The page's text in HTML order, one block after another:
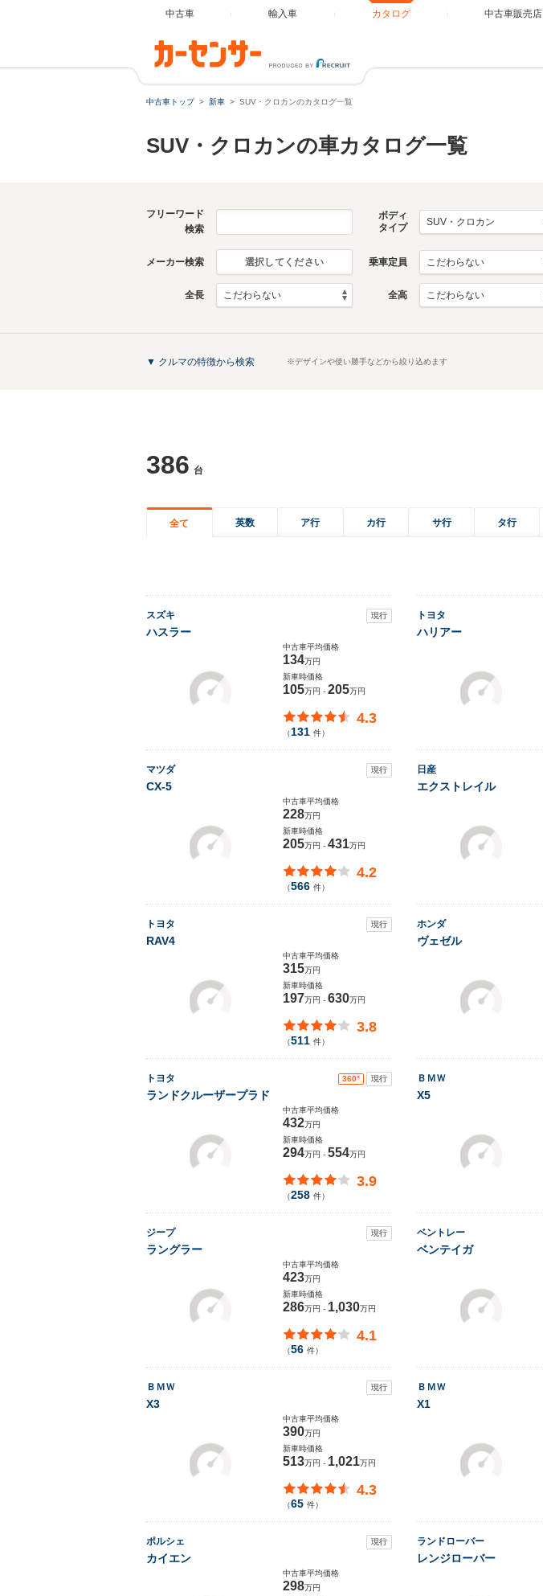
中古車 輸入車 カタログ 中古車販売店
中古車トップ 新車 SUV・クロカンのカタログ一覧
SUV・クロカンの車カタログ一覧
フリーワード
検索
ボディ
タイプ
メーカー検索 選択してください 乗車定員
全長 全高
▼ クルマの特徴から検索 ※デザインや使い勝手などから絞り込めます
386 台
全て 英数 ア行 カ行 サ行 タ行
スズキ 現行
ハスラー
中古車平均価格
134万円
新車時価格
105万円 - 205万円
4.3
（131 件）
トヨタ
ハリアー
マツダ 現行
CX-5
中古車平均価格
228万円
新車時価格
205万円 - 431万円
4.2
（566 件）
日産
エクストレイル
トヨタ 現行
RAV4
中古車平均価格
315万円
新車時価格
197万円 - 630万円
3.8
（511 件）
ホンダ
ヴェゼル
トヨタ 360° 現行
ランドクルーザープラド
中古車平均価格
432万円
新車時価格
294万円 - 554万円
3.9
（258 件）
ＢＭＷ
X5
ジープ 現行
ラングラー
中古車平均価格
423万円
新車時価格
286万円 - 1,030万円
4.1
（56 件）
ベントレー
ベンテイガ
ＢＭＷ 現行
X3
中古車平均価格
390万円
新車時価格
513万円 - 1,021万円
4.3
（65 件）
ＢＭＷ
X1
ポルシェ 現行
カイエン
中古車平均価格
298万円
ランドローバー
レンジローバー